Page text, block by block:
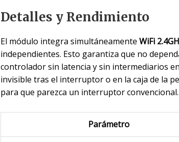
Detalles y Rendimiento
El módulo integra simultáneamente WiFi
independientes. Esto garantiza que no
controlador sin latencia y sin intermediarios
invisible tras el interruptor o en la caja de la
para que parezca un interruptor convencional.
Parámetro